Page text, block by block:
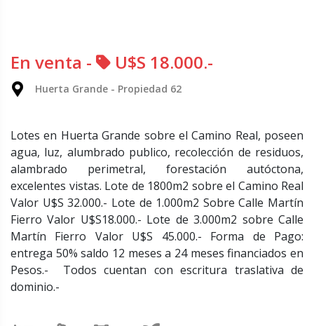
En venta - U$S 18.000.-
Huerta Grande - Propiedad 62
Lotes en Huerta Grande sobre el Camino Real, poseen
agua, luz, alumbrado publico, recolección de residuos,
alambrado perimetral, forestación autóctona,
excelentes vistas. Lote de 1800m2 sobre el Camino Real
Valor U$S 32.000.- Lote de 1.000m2 Sobre Calle Martín
Fierro Valor U$S18.000.- Lote de 3.000m2 sobre Calle
Martín Fierro Valor U$S 45.000.- Forma de Pago:
entrega 50% saldo 12 meses a 24 meses financiados en
Pesos.- Todos cuentan con escritura traslativa de
dominio.-